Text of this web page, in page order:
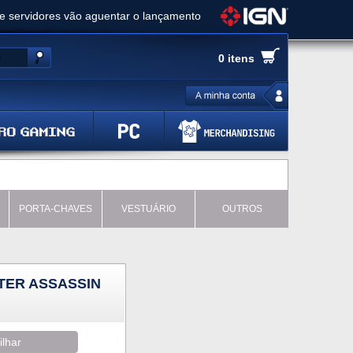
servidores vão aguentar o lançamento
cópias e vai receber novo conteúdo
Ghost of Yotei - Análise
Gear Solid Delta: Snake Eater - Análise
anuncia livestream para o Fallout Day
0 itens
PORTA-CHAVES VESTUÁRIO OUTROS
ASSASSIN